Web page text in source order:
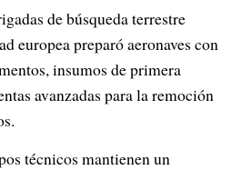
de búsqueda terrestre
europea preparó aeronaves con
insumos de primera
avanzadas para la remoción
técnicos mantienen un